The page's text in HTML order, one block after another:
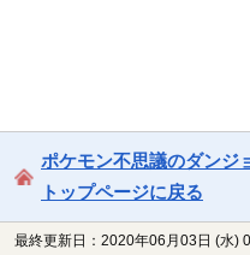
ポケモン不思議のダンジ
トップページに戻る
最終更新日：2020年06月03日 (水)